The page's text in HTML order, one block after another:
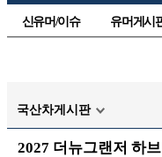
신유머/이슈 유머게시
트럭/버스
장착시공사진
국산차게시판
2027 더뉴그랜저 하